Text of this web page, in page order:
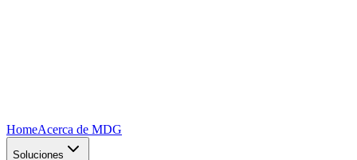
HomeAcerca de MDG
Soluciones